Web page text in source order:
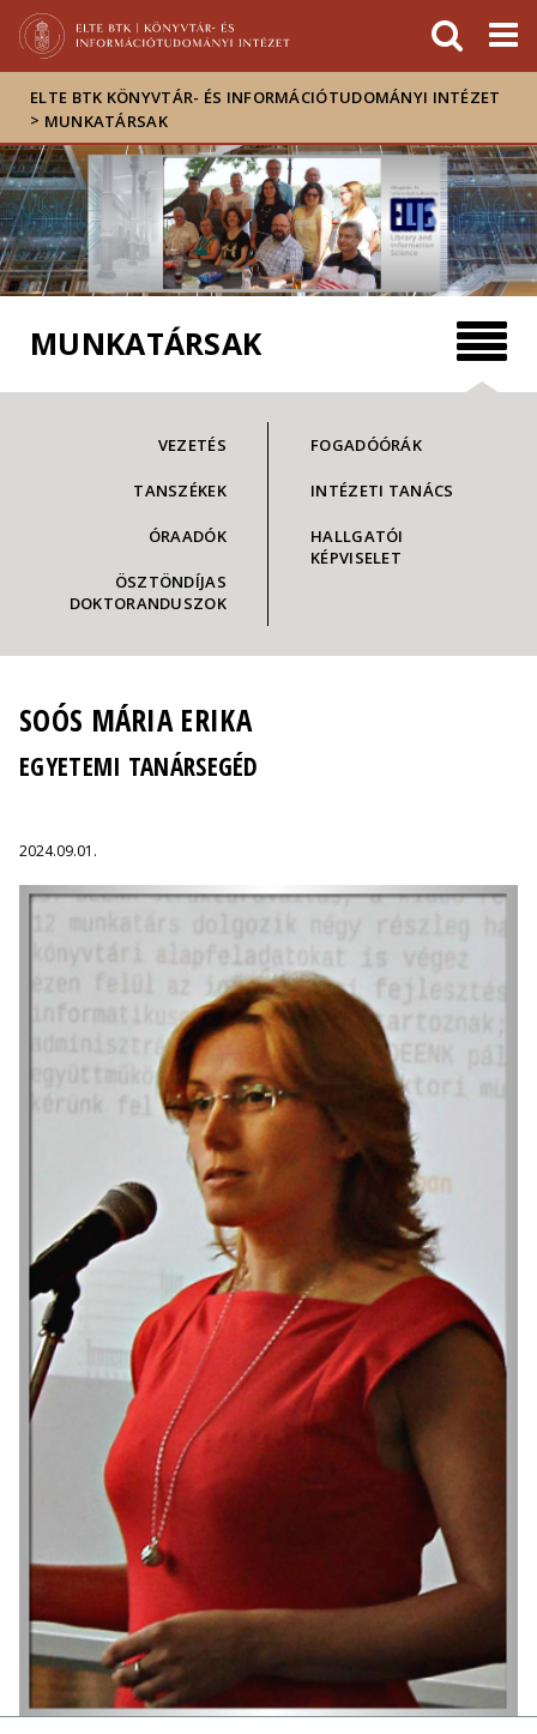
Hírek
Események
ELTE a
sajtóban
ELTE BTK KÖNYVTÁR- ÉS INFORMÁCIÓTUDOMÁNYI INTÉZET
> MUNKATÁRSAK
MUNKATÁRSAK
VEZETÉS
TANSZÉKEK
ÓRAADÓK
ÖSZTÖNDÍJAS
DOKTORANDUSZOK
FOGADÓÓRÁK
INTÉZETI TANÁCS
HALLGATÓI
KÉPVISELET
SOÓS MÁRIA ERIKA
EGYETEMI TANÁRSEGÉD
2024.09.01.